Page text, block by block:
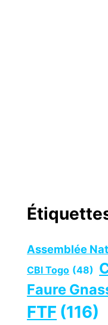
Assemblée
CBI Togo (48)
Faure
FTF (116)